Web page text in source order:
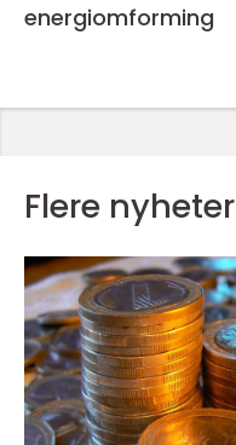
energiomforming
Flere nyheter